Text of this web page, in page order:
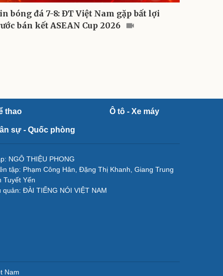
bóng đá 7-8: ĐT Việt Nam gặp bất lợi
bán kết ASEAN Cup 2026
thao Ô tô - Xe máy
sự - Quốc phòng
NGÔ THIỆU PHONG
tập: Phạm Công Hân, Đặng Thị Khanh, Giang Trung
Tuyết Yến
quản: ĐÀI TIẾNG NÓI VIỆT NAM
Nam